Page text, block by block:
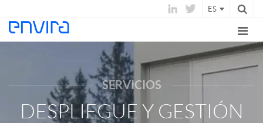
ES
SERVICIOS
DESPLIEGUE Y GESTIÓN